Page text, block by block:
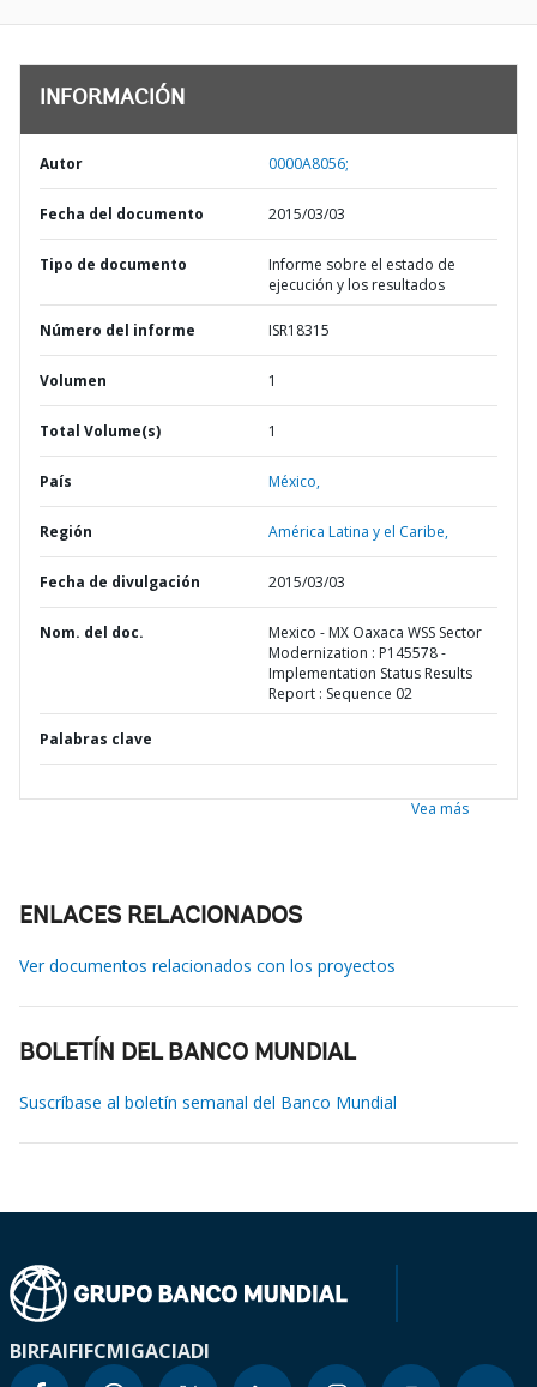
INFORMACIÓN
Autor 0000A8056;
Fecha del documento 2015/03/03
Tipo de documento
Informe sobre el estado de
ejecución y los resultados
Número del informe ISR18315
Volumen 1
Total Volume(s) 1
País México,
Región América Latina y el Caribe,
Fecha de divulgación 2015/03/03
Nom. del doc.
Mexico - MX Oaxaca WSS Sector
Modernization : P145578 -
Implementation Status Results
Report : Sequence 02
Palabras clave
Vea más
ENLACES RELACIONADOS
Ver documentos relacionados con los proyectos
BOLETÍN DEL BANCO MUNDIAL
Suscríbase al boletín semanal del Banco Mundial
BIRFAIFIFCMIGACIADI